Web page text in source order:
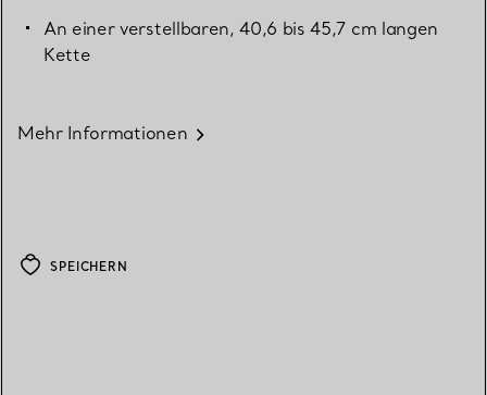
An einer verstellbaren, 40,6 bis 45,7 cm langen
Kette
Mehr Informationen
SPEICHERN